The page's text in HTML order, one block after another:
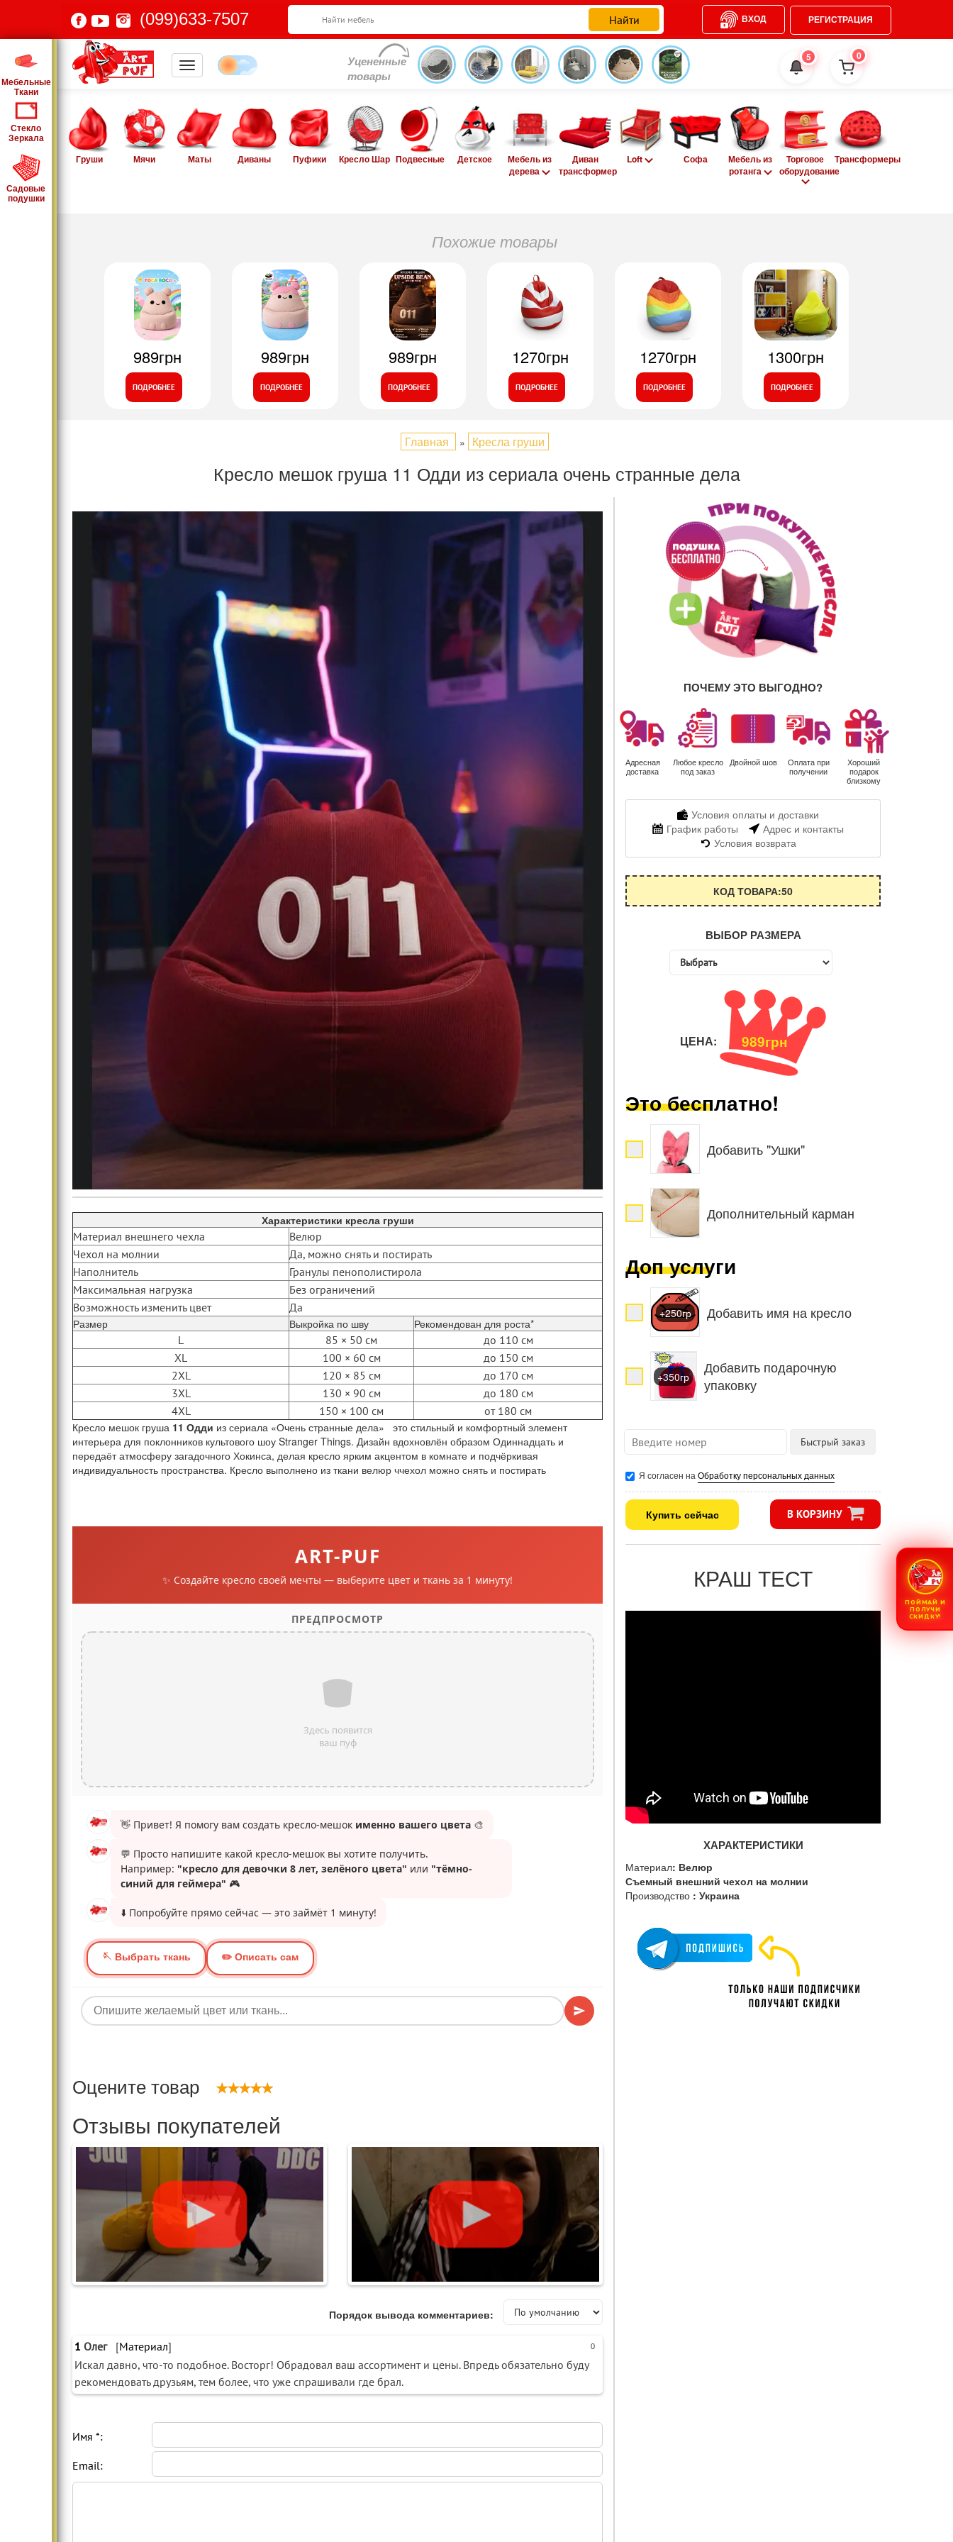
(099)633-7507 ВХОД РЕГИСТРАЦИЯ
Уцененные
товары
5 0
Груши Мячи Маты Диваны Пуфики Кресло Шар Подвесные Детское
Мебель из
дерева
Диван
трансформер
Loft Софа
Мебель из
ротанга
Торговое
оборудование
Трансформеры
Мебельные
Ткани
Стекло
Зеркала
Садовые
подушки
Похожие товары
989грн
ПОДРОБНЕЕ
989грн
ПОДРОБНЕЕ
989грн
ПОДРОБНЕЕ
1270грн
ПОДРОБНЕЕ
1270грн
ПОДРОБНЕЕ
1300грн
ПОДРОБНЕЕ
Главная » Кресла груши
Кресло мешок груша 11 Одди из сериала очень странные дела
Характеристики кресла груши
Материал внешнего чехла
Велюр
Чехол на молнии
Да, можно снять и постирать
Наполнитель
Гранулы пенополистирола
Максимальная нагрузка
Без ограничений
Возможность изменить цвет
Да
Размер
Выкройка по шву
Рекомендован для роста*
L
85 × 50 см
до 110 см
XL
100 × 60 см
до 150 см
2XL
120 × 85 см
до 170 см
3XL
130 × 90 см
до 180 см
4XL
150 × 100 см
от 180 см
Кресло мешок груша 11 Одди из сериала «Очень странные дела» это стильный и комфортный элемент
интерьера для поклонников культового шоу Stranger Things. Дизайн вдохновлён образом Одиннадцать и
передаёт атмосферу загадочного Хокинса, делая кресло ярким акцентом в комнате и подчёркивая
индивидуальность пространства. Кресло выполнено из ткани велюр ччехол можно снять и постирать
Оцените товар
Отзывы покупателей
Порядок вывода комментариев:
0
1 Олег [Материал]
Искал давно, что-то подобное. Восторг! Обрадовал ваш ассортимент и цены. Впредь обязательно буду
рекомендовать друзьям, тем более, что уже спрашивали где брал.
Имя *:
Email:
ПОЧЕМУ ЭТО ВЫГОДНО?
Адресная
доставка
Любое кресло
под заказ
Двойной шов
Оплата при
получении
Хороший
подарок
близкому
Условия оплаты и доставки
График работы
Адрес и контакты
Условия возврата
КОД ТОВАРА:50
ВЫБОР РАЗМЕРА
ЦЕНА: 989грн
Это бесплатно!
Добавить "Ушки"
Дополнительный карман
Доп услуги
+250гр Добавить имя на кресло
+350гр
Добавить подарочную
упаковку
Я согласен на Обработку персональных данных
Купить сейчас В КОРЗИНУ
КРАШ ТЕСТ
ХАРАКТЕРИСТИКИ
Материал: Велюр
Съемный внешний чехол на молнии
Производство : Украина
ПОЙМАЙ И
ПОЛУЧИ
СКИДКУ!